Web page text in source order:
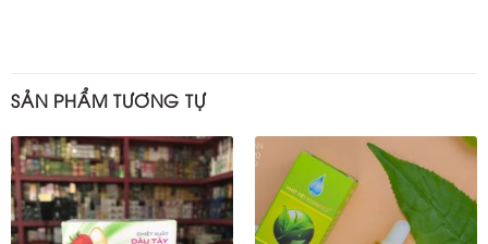
SẢN PHẨM TƯƠNG TỰ